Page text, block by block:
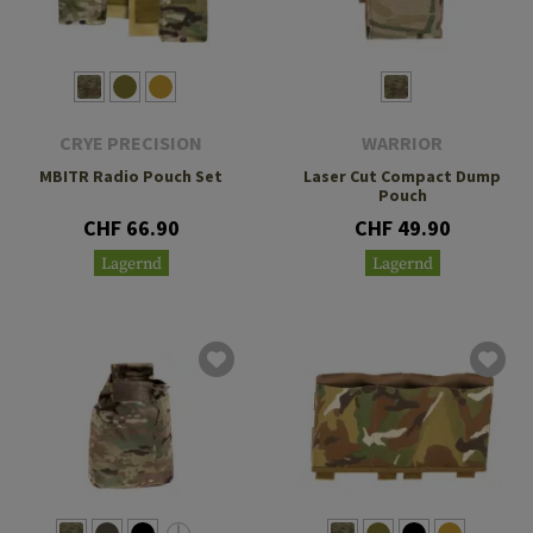
CRYE PRECISION
MBITR Radio Pouch Set
CHF 66.90
Lagernd
WARRIOR
Laser Cut Compact Dump
Pouch
CHF 49.90
Lagernd